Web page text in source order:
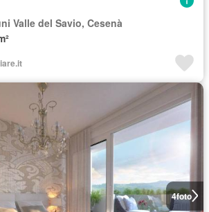
Valle del Savio, Cesenà
4foto